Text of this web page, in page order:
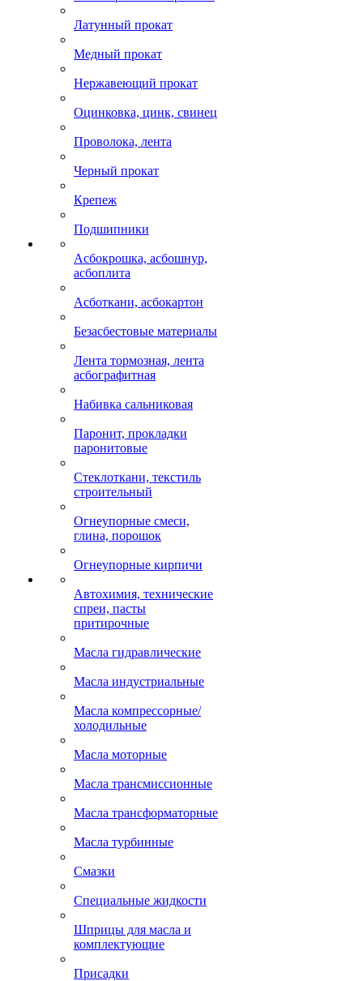
Латунный прокат
Медный прокат
Нержавеющий прокат
Оцинковка, цинк, свинец
Проволока, лента
Черный прокат
Крепеж
Подшипники
Асбокрошка, асбошнур,
асбоплита
Асботкани, асбокартон
Безасбестовые материалы
Лента тормозная, лента
асбографитная
Набивка сальниковая
Паронит, прокладки
паронитовые
Стеклоткани, текстиль
строительный
Огнеупорные смеси,
глина, порошок
Огнеупорные кирпичи
Автохимия, технические
спреи, пасты
притирочные
Масла гидравлические
Масла индустриальные
Масла компрессорные/
холодильные
Масла моторные
Масла трансмиссионные
Масла трансформаторные
Масла турбинные
Смазки
Специальные жидкости
Шприцы для масла и
комплектующие
Присадки